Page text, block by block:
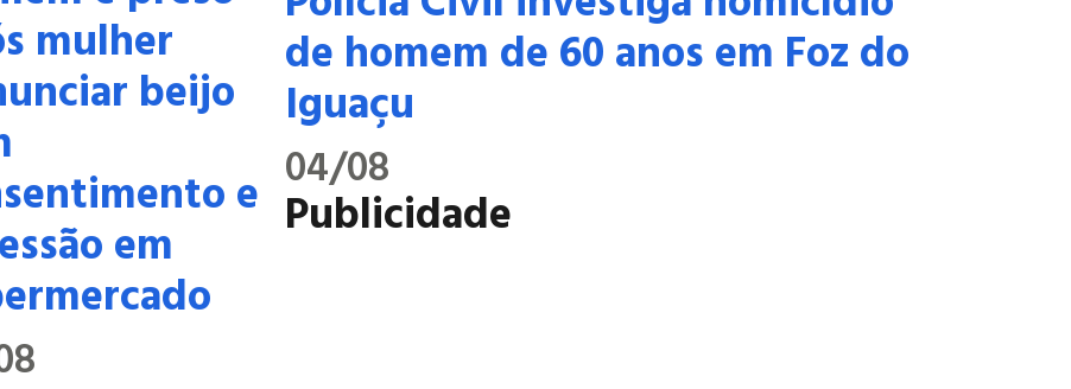
mulher
beijo
e
em
de homem de 60 anos em Foz do
Iguaçu
04/08
Publicidade